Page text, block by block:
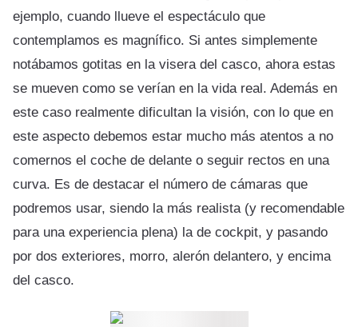
ejemplo, cuando llueve el espectáculo que
contemplamos es magnífico. Si antes simplemente
notábamos gotitas en la visera del casco, ahora estas
se mueven como se verían en la vida real. Además en
este caso realmente dificultan la visión, con lo que en
este aspecto debemos estar mucho más atentos a no
comernos el coche de delante o seguir rectos en una
curva. Es de destacar el número de cámaras que
podremos usar, siendo la más realista (y recomendable
para una experiencia plena) la de cockpit, y pasando
por dos exteriores, morro, alerón delantero, y encima
del casco.